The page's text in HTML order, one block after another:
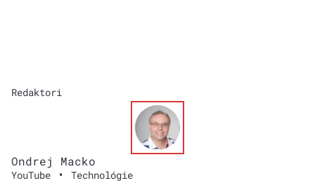
Redaktori
Ondrej Macko
YouTube • Technológie